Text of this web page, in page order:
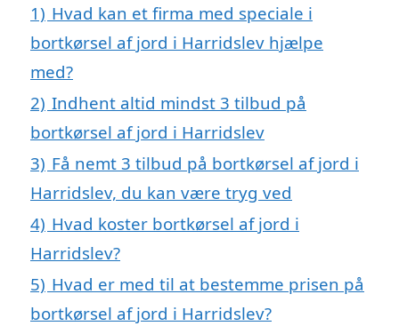
1) Hvad kan et firma med speciale i
bortkørsel af jord i Harridslev hjælpe
med?
2) Indhent altid mindst 3 tilbud på
bortkørsel af jord i Harridslev
3) Få nemt 3 tilbud på bortkørsel af jord i
Harridslev, du kan være tryg ved
4) Hvad koster bortkørsel af jord i
Harridslev?
5) Hvad er med til at bestemme prisen på
bortkørsel af jord i Harridslev?